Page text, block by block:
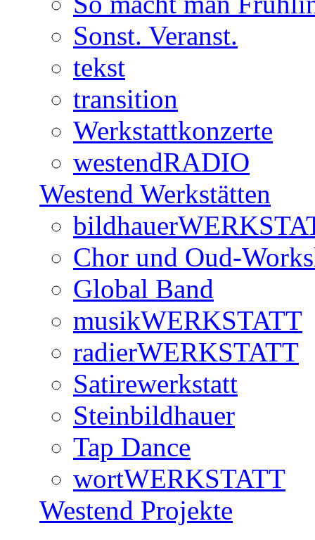
Sonst. Veranst.
tekst
transition
Werkstattkonzerte
westendRADIO
Westend Werkstätten
Chor und Oud-
Global Band
musikWERKSTATT
radierWERKSTATT
Satirewerkstatt
Steinbildhauer
Tap Dance
wortWERKSTATT
Westend Projekte